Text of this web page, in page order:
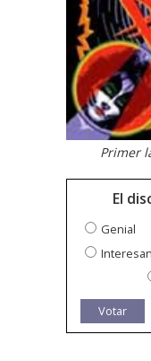
Primer
El
Genial
Votar